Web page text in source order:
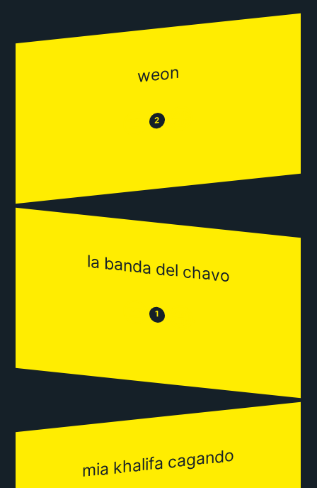
weon
😒 2 😂
la banda del chavo
😒 1 😂
mia khalifa cagando